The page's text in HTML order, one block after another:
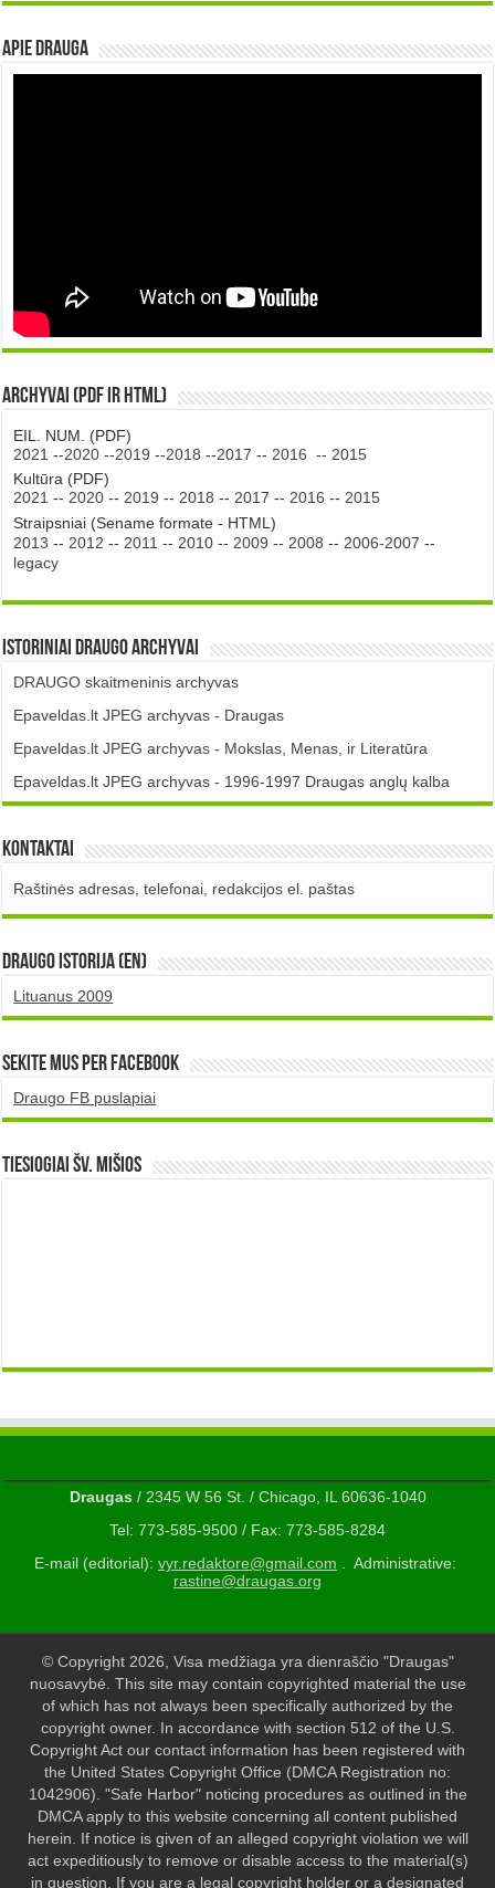
Apie DRAUGA
Archyvai (PDF ir HTML)
EIL. NUM. (PDF)
2021 --2020 --2019 --2018 --2017 -- 2016 -- 2015
Kultūra (PDF)
2021 -- 2020 -- 2019 -- 2018 -- 2017 -- 2016 -- 2015
Straipsniai (Sename formate - HTML)
2013 -- 2012 -- 2011 -- 2010 -- 2009 -- 2008 -- 2006-2007 --
legacy
Istoriniai DRAUGO Archyvai
DRAUGO skaitmeninis archyvas
Epaveldas.lt JPEG archyvas - Draugas
Epaveldas.lt JPEG archyvas - Mokslas, Menas, ir Literatūra
Epaveldas.lt JPEG archyvas - 1996-1997 Draugas anglų kalba
Kontaktai
Raštinės adresas, telefonai, redakcijos el. paštas
DRAUGO istorija (EN)
Lituanus 2009
Sekite mus per Facebook
Draugo FB puslapiai
TIESIOGIAI šv. MIŠIOS
Draugas/ 2345 W 56 St. / Chicago, IL 60636-1040
Tel: 773-585-9500 / Fax: 773-585-8284
E-mail (editorial): vyr.redaktore@gmail.com . Administrative:
rastine@draugas.org
© Copyright 2026, Visa medžiaga yra dienraščio "Draugas"
nuosavybė. This site may contain copyrighted material the use
of which has not always been specifically authorized by the
copyright owner. In accordance with section 512 of the U.S.
Copyright Act our contact information has been registered with
the United States Copyright Office (DMCA Registration no:
1042906). "Safe Harbor" noticing procedures as outlined in the
DMCA apply to this website concerning all content published
herein. If notice is given of an alleged copyright violation we will
act expeditiously to remove or disable access to the material(s)
in question. If you are a legal copyright holder or a designated